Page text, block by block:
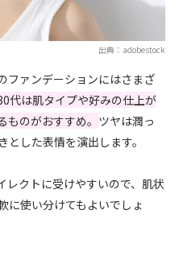
出典：adobestock
ファンデーションにはさまざ
代は肌タイプや好みの仕上が
のがおすすめ。 ツヤは潤っ
した表情を演出します。
レクトに受けやすいので、肌状
に使い分けてもよいでしょ